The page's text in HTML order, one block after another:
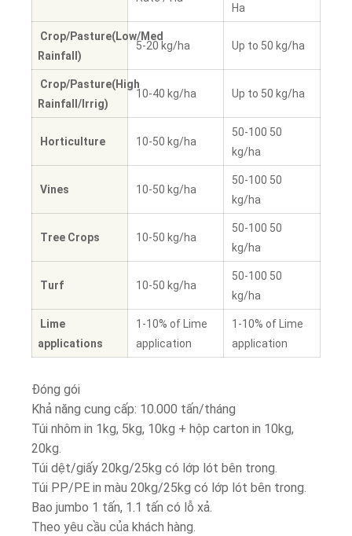
Ha
Crop/Pasture(Low/Med
Rainfall)
5-20 kg/ha Up to 50 kg/ha
Crop/Pasture(High
Rainfall/Irrig)
10-40 kg/ha Up to 50 kg/ha
Horticulture 10-50 kg/ha
50-100 50
kg/ha
Vines 10-50 kg/ha
50-100 50
kg/ha
Tree Crops 10-50 kg/ha
50-100 50
kg/ha
Turf 10-50 kg/ha
50-100 50
kg/ha
Lime
applications
1-10% of Lime
application
1-10% of Lime
application
Đóng gói
Khả năng cung cấp: 10.000 tấn/tháng
Túi nhôm in 1kg, 5kg, 10kg + hộp carton in 10kg,
20kg.
Túi dệt/giấy 20kg/25kg có lớp lót bên trong.
Túi PP/PE in màu 20kg/25kg có lớp lót bên trong.
Bao jumbo 1 tấn, 1.1 tấn có lỗ xả.
Theo yêu cầu của khách hàng.